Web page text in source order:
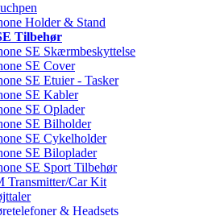
Holder & Stand
Tilbehør
SE Skærmbeskyttelse
SE Cover
SE Etuier - Tasker
SE Kabler
SE Oplader
SE Bilholder
SE Cykelholder
SE Biloplader
SE Sport Tilbehør
Transmitter/Car Kit
& Headsets